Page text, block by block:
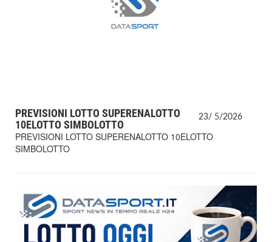
23/ 5/2026
PREVISIONI LOTTO SUPERENALOTTO
10ELOTTO SIMBOLOTTO
PREVISIONI LOTTO SUPERENALOTTO 10ELOTTO
SIMBOLOTTO